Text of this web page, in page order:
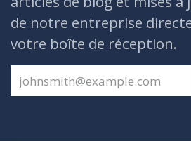
de notre entreprise
votre boîte de réception.